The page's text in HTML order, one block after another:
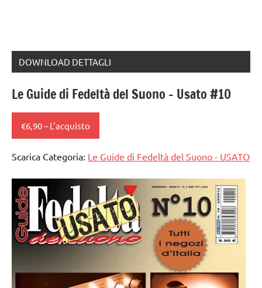
DOWNLOAD DETTAGLI
Le Guide di Fedeltà del Suono – Usato #10
€6,90 – L'acquisto
Scarica Categoria: Le Guide di Fedeltà del Suono - USATO